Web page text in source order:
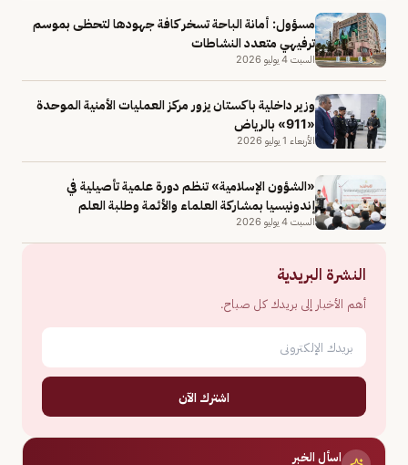
مسؤول: أمانة الباحة تسخر كافة جهودها لتحظى بموسم
ترفيهي متعدد النشاطات
السبت 4 يوليو 2026
وزير داخلية باكستان يزور مركز العمليات الأمنية الموحدة
«911» بالرياض
الأربعاء 1 يوليو 2026
«الشؤون الإسلامية» تنظم دورة علمية تأصيلية في
إندونيسيا بمشاركة العلماء والأئمة وطلبة العلم
السبت 4 يوليو 2026
النشرة البريدية
أهم الأخبار إلى بريدك كل صباح.
اشترك الآن
اسأل الخبر